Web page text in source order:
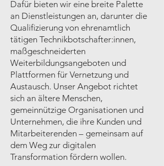
Dafür bieten wir eine breite Palette
an Dienstleistungen an, darunter die
Qualifizierung von ehrenamtlich
tätigen Technikbotschafter:innen,
maßgeschneiderten
Weiterbildungsangeboten und
Plattformen für Vernetzung und
Austausch. Unser Angebot richtet
sich an ältere Menschen,
gemeinnützige Organisationen und
Unternehmen, die ihre Kunden und
Mitarbeiterenden – gemeinsam auf
dem Weg zur digitalen
Transformation fördern wollen.